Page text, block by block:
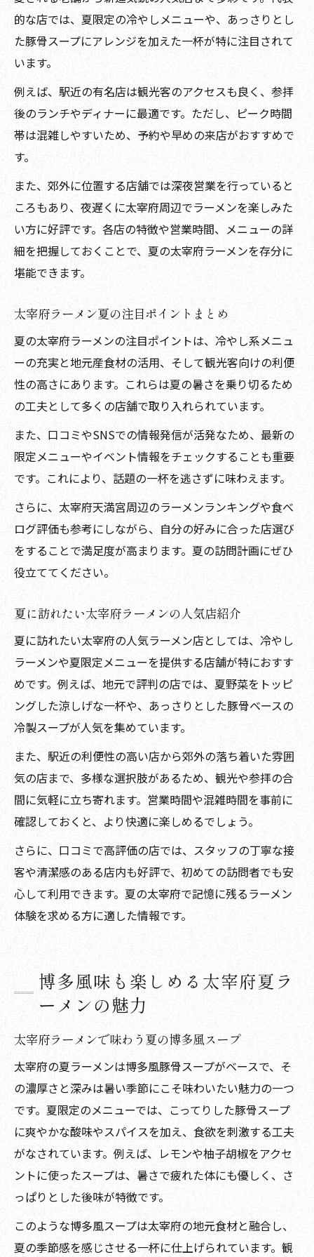
的な店では、夏限定の冷やしメニューや、あっさりとし
た豚骨スープにアレンジを加えた一杯が特に注目されて
います。
例えば、駅近の有名店は観光客のアクセスも良く、参拝
後のランチやディナーに最適です。ただし、ピーク時間
帯は混雑しやすいため、予約や早めの来店がおすすめで
す。
また、郊外に位置する店舗では深夜営業を行っていると
ころもあり、夜遅くに太宰府周辺でラーメンを楽しみた
い方に好評です。各店の特徴や営業時間、メニューの詳
細を把握しておくことで、夏の太宰府ラーメンを存分に
堪能できます。
太宰府ラーメン夏の注目ポイントまとめ
夏の太宰府ラーメンの注目ポイントは、冷やし系メニュ
ーの充実と地元産食材の活用、そして観光客向けの利便
性の高さにあります。これらは夏の暑さを乗り切るため
の工夫として多くの店舗で取り入れられています。
また、口コミやSNSでの情報発信が活発なため、最新の
限定メニューやイベント情報をチェックすることも重要
です。これにより、話題の一杯を逃さずに味わえます。
さらに、太宰府天満宮周辺のラーメンランキングや食べ
ログ評価も参考にしながら、自分の好みに合った店選び
をすることで満足度が高まります。夏の訪問計画にぜひ
役立ててください。
夏に訪れたい太宰府ラーメンの人気店紹介
夏に訪れたい太宰府の人気ラーメン店としては、冷やし
ラーメンや夏限定メニューを提供する店舗が特におすす
めです。例えば、地元で評判の店では、夏野菜をトッピ
ングした涼しげな一杯や、あっさりとした豚骨ベースの
冷製スープが人気を集めています。
また、駅近の利便性の高い店から郊外の落ち着いた雰囲
気の店まで、多様な選択肢があるため、観光や参拝の合
間に気軽に立ち寄れます。営業時間や混雑時間を事前に
確認しておくと、より快適に楽しめるでしょう。
さらに、口コミで高評価の店では、スタッフの丁寧な接
客や清潔感のある店内も好評で、初めての訪問者でも安
心して利用できます。夏の太宰府で記憶に残るラーメン
体験を求める方に適した情報です。
博多風味も楽しめる太宰府夏ラ
ーメンの魅力
太宰府ラーメンで味わう夏の博多風スープ
太宰府の夏ラーメンは博多風豚骨スープがベースで、そ
の濃厚さと深みは暑い季節にこそ味わいたい魅力の一つ
です。夏限定のメニューでは、こってりした豚骨スープ
に爽やかな酸味やスパイスを加え、食欲を刺激する工夫
がなされています。例えば、レモンや柚子胡椒をアクセ
ントに使ったスープは、暑さで疲れた体にも優しく、さ
っぱりとした後味が特徴です。
このような博多風スープは太宰府の地元食材と融合し、
夏の季節感を感じさせる一杯に仕上げられています。観